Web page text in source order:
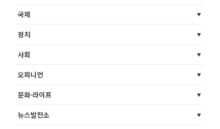
국제
정치
사회
오피니언
문화·라이프
뉴스발전소